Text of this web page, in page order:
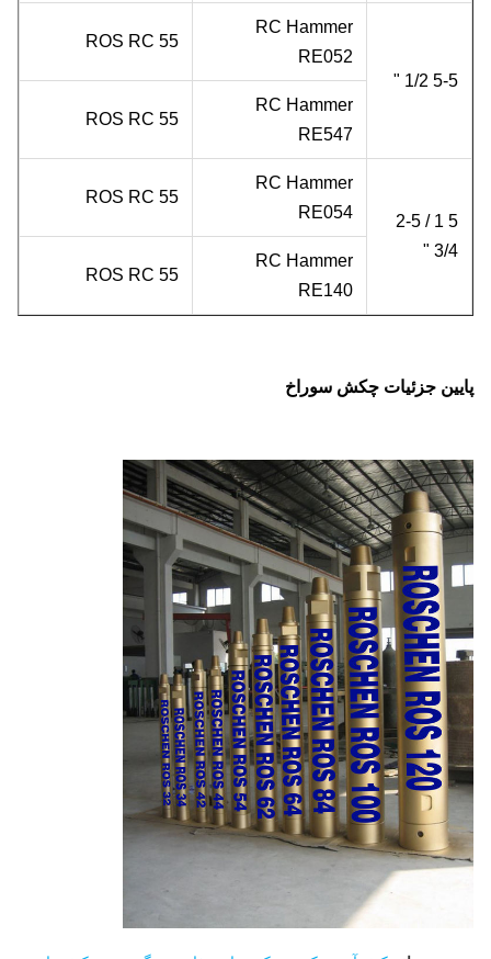
5-5 1/2 "
RC Hammer
RE052
ROS RC 55
RC Hammer
RE547
ROS RC 55
5 1 / 2-5
3/4 "
RC Hammer
RE054
ROS RC 55
RC Hammer
RE140
ROS RC 55
پایین جزئیات چکش سوراخ